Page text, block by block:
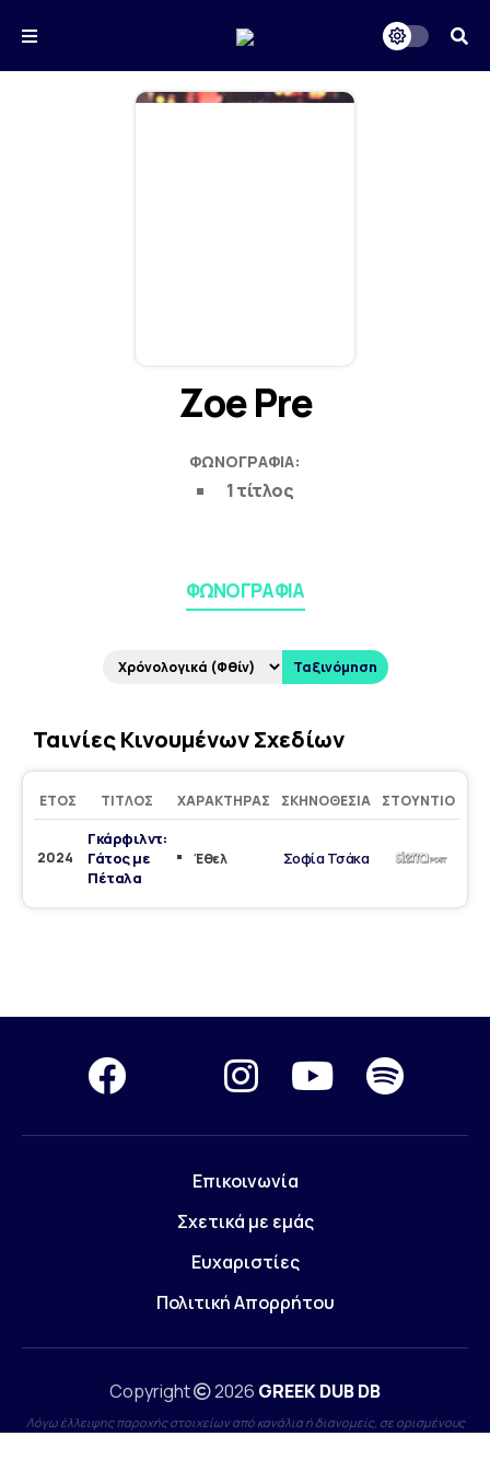
Zoe Pre
ΦΩΝΟΓΡΑΦΊΑ:
1 τίτλος
ΦΩΝΟΓΡΑΦΊΑ
Ταξινόμηση
Ταινίες Κινουμένων Σχεδίων
ΈΤΟΣ ΤΊΤΛΟΣ ΧΑΡΑΚΤΉΡΑΣ ΣΚΗΝΟΘΕΣΊΑ ΣΤΟΎΝΤΙΟ
2024
Γκάρφιλντ:
Γάτος με
Πέταλα
Έθελ Σοφία Τσάκα
Επικοινωνία
Σχετικά με εμάς
Ευχαριστίες
Πολιτική Απορρήτου
Copyright 2026 GREEK DUB DB
Λόγω έλλειψης παροχής στοιχείων από κανάλια ή διανομείς, σε ορισμένους